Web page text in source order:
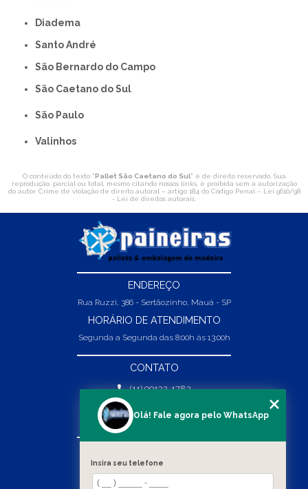
Diadema
Santo André
São Bernardo do Campo
São Caetano do Sul
São Paulo
Valinhos
O conteúdo do texto " Pallet São Caetano do Sul" é de direito reservado. Sua
reprodução, parcial ou total, mesmo citando nossos links, é proibida sem a autorização
do autor. Crime de violação de direito autoral – artigo 184 do Código Penal – Lei 9610/98
- Lei de direitos autorais.
ENDEREÇO
Rua Ruzzi, 386 - Sertãozinho, Mauá - SP
HORÁRIO DE ATENDIMENTO
Segunda a Segunda das 8:00h às 13:00h
CONTATO
(11) 99132-1783
(11) 99132-1783
vendas@abpaineiras.com.br
Olá! Fale agora pelo WhatsApp
Insira seu telefone